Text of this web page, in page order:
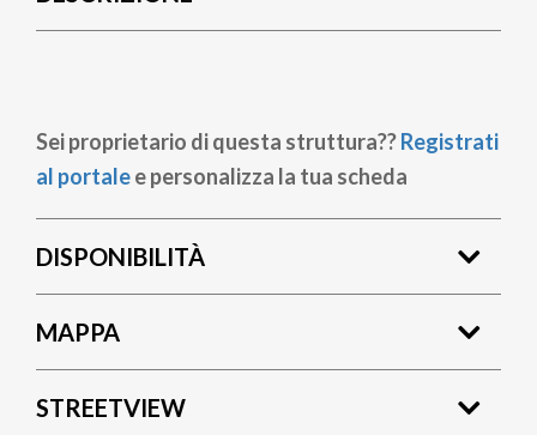
Sei proprietario di questa struttura??Registrati
al portalee personalizza la tua scheda
DISPONIBILITÀ
MAPPA
STREETVIEW